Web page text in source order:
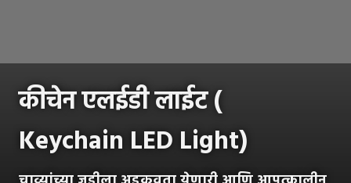
कीचेन एलईडी लाईट (
Keychain LED Light)